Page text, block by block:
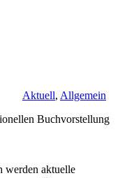
Aktuell, Allgemein
Buchvorstellung
werden aktuelle